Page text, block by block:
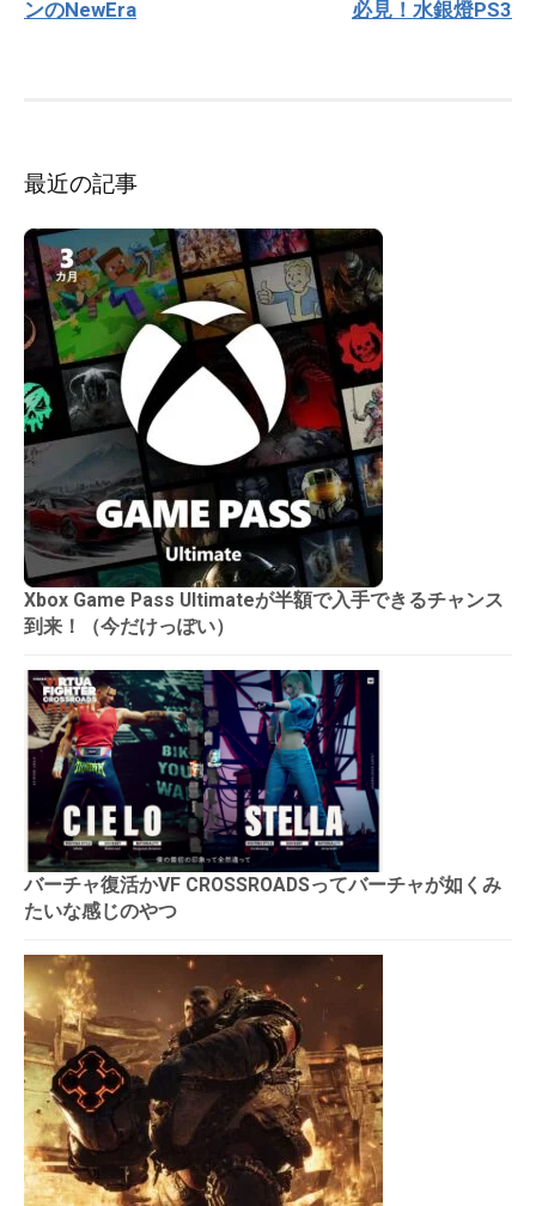
ビ
ンのNewEra 必見！水銀燈PS3
最近の記事
Xbox Game Pass Ultimateが半額で入手できるチャンス
到来！（今だけっぽい）
バーチャ復活かVF CROSSROADSってバーチャが如くみ
たいな感じのやつ